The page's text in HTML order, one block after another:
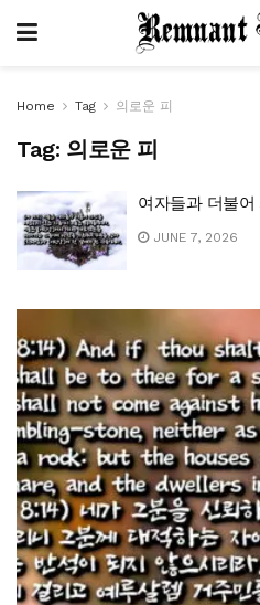
Home Tag 의로운 피
Tag: 의로운 피
여자들과 더불
JUNE 7, 2026